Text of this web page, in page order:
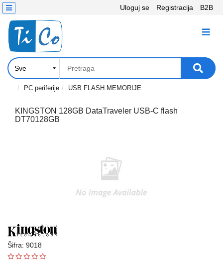
Uloguj se Registracija B2B
KATEGORIJE
Računari,
Komponente
Laptop
tablet
Ploteri
Bela
Kontakt
PC periferije USB FLASH MEMORIJE
KINGSTON 128GB DataTraveler USB-C flash
DT70128GB
Šifra: 9018